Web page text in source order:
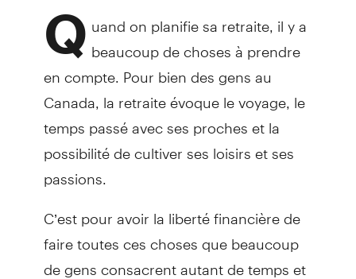
Q uand on planifie sa retraite, il y a
beaucoup de choses à prendre
en compte. Pour bien des gens au
Canada, la retraite évoque le voyage, le
temps passé avec ses proches et la
possibilité de cultiver ses loisirs et ses
passions.
C’est pour avoir la liberté financière de
faire toutes ces choses que beaucoup
de gens consacrent autant de temps et